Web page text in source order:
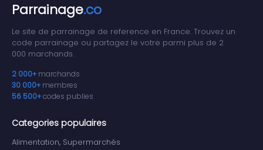
Parrainage.co
Le site de parrainage de reference en France. Trouvez un
code parrainage ou partagez le votre parmi plus de 2
000 marchands.
2 000+ marchands
30 000+ membres
56 500+codes publies
Categories populaires
Alimentation, Supermarchés